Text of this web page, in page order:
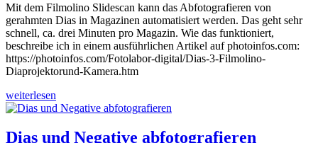
Mit dem Filmolino Slidescan kann das Abfotografieren von
gerahmten Dias in Magazinen automatisiert werden. Das geht sehr
schnell, ca. drei Minuten pro Magazin. Wie das funktioniert,
beschreibe ich in einem ausführlichen Artikel auf photoinfos.com:
https://photoinfos.com/Fotolabor-digital/Dias-3-Filmolino-
Diaprojektorund-Kamera.htm
weiterlesen
Dias und Negative abfotografieren